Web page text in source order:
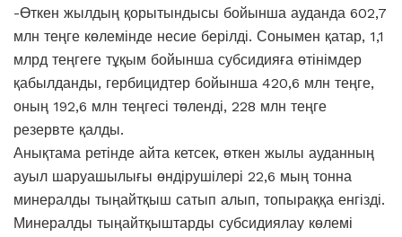
-Өткен жылдың қорытындысы бойынша ауданда 602,7
млн теңге көлемінде несие берілді. Сонымен қатар, 1,1
млрд теңгеге тұқым бойынша субсидияға өтінімдер
қабылданды, гербицидтер бойынша 420,6 млн теңге,
оның 192,6 млн теңгесі төленді, 228 млн теңге
резервте қалды.
Анықтама ретінде айта кетсек, өткен жылы ауданның
ауыл шаруашылығы өндірушілері 22,6 мың тонна
минералды тыңайтқыш сатып алып, топыраққа енгізді.
Минералды тыңайтқыштарды субсидиялау көлемі